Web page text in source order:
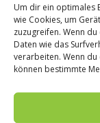
Um dir ein optimales
wie Cookies, um
zuzugreifen. Wenn
Daten wie das
verarbeiten. Wenn du
können bestimmte
–
liefern